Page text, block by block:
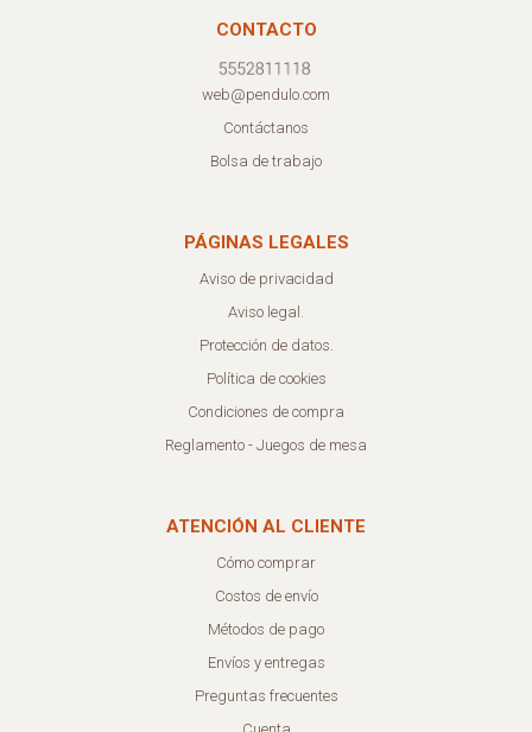
CONTACTO
web@pendulo.com
Contáctanos
Bolsa de trabajo
PÁGINAS LEGALES
Aviso de privacidad
Aviso legal.
Protección de datos.
Política de cookies
Condiciones de compra
Reglamento - Juegos de mesa
ATENCIÓN AL CLIENTE
Cómo comprar
Costos de envío
Métodos de pago
Envíos y entregas
Preguntas frecuentes